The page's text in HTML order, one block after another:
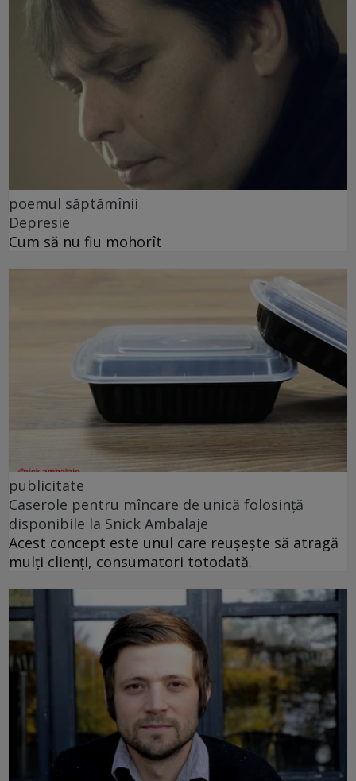
poemul săptămînii
Depresie
Cum să nu fiu mohorît
publicitate
Caserole pentru mîncare de unică folosință
disponibile la Snick Ambalaje
Acest concept este unul care reușește să atragă
mulți clienți, consumatori totodată.